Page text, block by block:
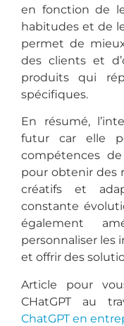
en fonction de
habitudes et de
permet de
des clients et
produits qui
spécifiques.
En résumé,
futur car elle
compétences
pour obtenir des
créatifs et
constante
également
personnaliser les
et offrir des
Article pour
CHatGPT au
ChatGPT en